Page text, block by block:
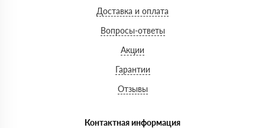
Доставка и оплата
Вопросы-ответы
Акции
Гарантии
Отзывы
Контактная информация